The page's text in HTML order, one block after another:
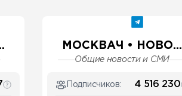
МОСКВАЧ • НОВО...
Общие новости и СМИ
Подписчиков: 4 516 230